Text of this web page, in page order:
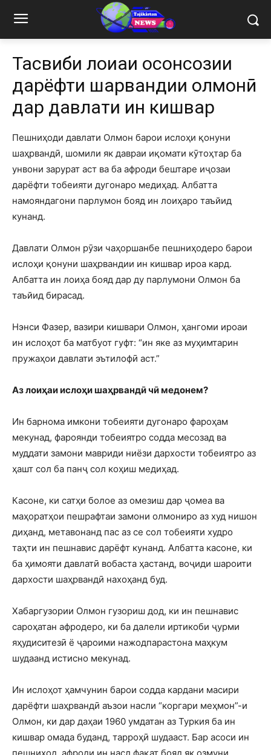
Тасвиби лоиҳаи осонсозии
дарёфти шаҳрвандии олмонӣ
дар давлати ин кишвар
Пешниҳоди давлати Олмон барои ислоҳи қонуни
шаҳрвандӣ, шомили як давраи иқомати кӯтоҳтар ба
унвони зарурат аст ва ба афроди бештаре иҷозаи
дарёфти тобеияти дугонаро медиҳад. Албатта
намояндагони парлумон бояд ин лоиҳаро таъйид
кунанд.
Давлати Олмон рӯзи чаҳоршанбе пешниҳодеро барои
ислоҳи қонуни шаҳрвандии ин кишвар ироа кард.
Албатта ин лоиҳа бояд дар ду парлумони Олмон ба
таъйид бирасад.
Нэнси Фазер, вазири кишвари Олмон, ҳангоми ироаи
ин ислоҳот ба матбуот гуфт: “ин яке аз муҳимтарин
пружаҳои давлати эътилофӣ аст.”
Аз лоиҳаи ислоҳи шаҳрвандӣ чӣ медонем?
Ин барнома имкони тобеияти дугонаро фароҳам
мекунад, фароянди тобеиятро содда месозад ва
муддати замони мавриди ниёзи дархости тобеиятро аз
ҳашт сол ба панҷ сол коҳиш медиҳад.
Касоне, ки сатҳи болое аз омезиш дар ҷомеа ва
маҳоратҳои пешрафтаи замони олмониро аз худ нишон
диҳанд, метавонанд пас аз се сол тобеияти худро
таҳти ин пешнавис дарёфт кунанд. Албатта касоне, ки
ба ҳимояти давлатӣ вобаста ҳастанд, воҷиди шароити
дархости шаҳрвандӣ нахоҳанд буд.
Хабаргузории Олмон гузориш дод, ки ин пешнавис
сароҳатан афродеро, ки ба далели иртикоби ҷурми
яҳудиситезӣ ё ҷароими нажодпарастона маҳкум
шудаанд истисно мекунад.
Ин ислоҳот ҳамчунин барои содда кардани масири
дарёфти шаҳрвандӣ аъзои насли “коргари меҳмон”-и
Олмон, ки дар даҳаи 1960 умдатан аз Туркия ба ин
кишвар омада буданд, тарроҳӣ шудааст. Бар асоси ин